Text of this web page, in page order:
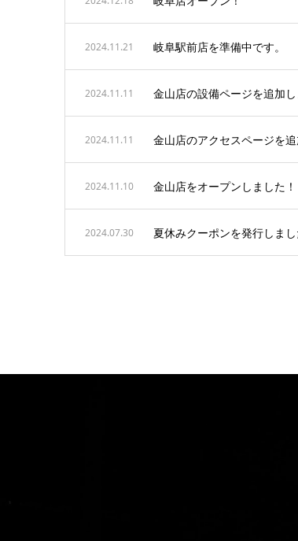
2024.11.21 岐阜駅前店を準備中です。
2024.11.11 金山店の設備ページを追加し
2024.11.11 金山店のアクセスページを追
2024.11.10 金山店をオープンしました！
2024.07.30 夏休みクーポンを発行しまし